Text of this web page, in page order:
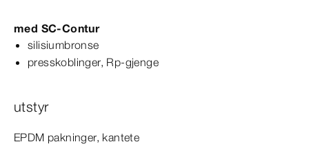
med SC‑Contur
silisiumbronse
presskoblinger, Rp-​gjenge
utstyr
EPDM pakninger, kantete